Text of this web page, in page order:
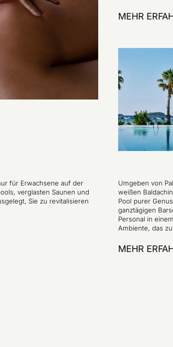
MEHR
für Erwachsene auf der
verglasten Saunen und
Sie zu revitalisieren
Umgeben von
weißen
Pool purer
ganztägigen
Personal in
Ambiente, das
MEHR